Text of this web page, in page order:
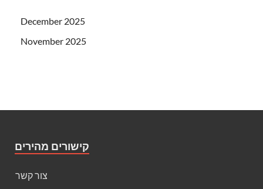
December 2025
November 2025
קישורים מהירים
צור קשר